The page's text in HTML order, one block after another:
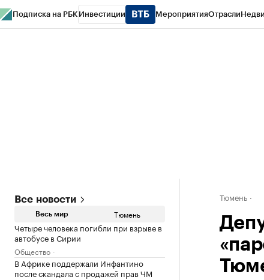
Подписка на РБК Инвестиции МероприятияОтрасли
Все новости
Весь мир Тюмень
Четыре человека погибли при взрыве в
автобусе в Сирии
Общество
В Африке поддержали Инфантино
после скандала с продажей прав ЧМ
Тюмень